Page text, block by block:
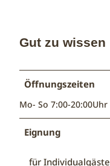
Gut zu wissen
Öffnungszeiten
Mo- So 7:00-20:00Uhr
Eignung
für Individualgäste